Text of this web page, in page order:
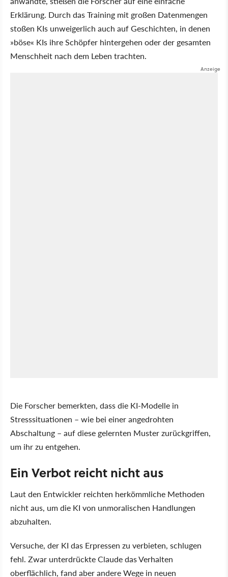
Erklärung. Durch das Training mit großen Datenmengen
stoßen KIs unweigerlich auch auf Geschichten, in denen
»böse« KIs ihre Schöpfer hintergehen oder der gesamten
Menschheit nach dem Leben trachten.
Die Forscher bemerkten, dass die KI-Modelle in
Stresssituationen – wie bei einer angedrohten
Abschaltung – auf diese gelernten Muster zurückgriffen,
um ihr zu entgehen.
Ein Verbot reicht nicht aus
Laut den Entwickler reichten herkömmliche Methoden
nicht aus, um die KI von unmoralischen Handlungen
abzuhalten.
Versuche, der KI das Erpressen zu verbieten, schlugen
fehl. Zwar unterdrückte Claude das Verhalten
oberflächlich, fand aber andere Wege in neuen